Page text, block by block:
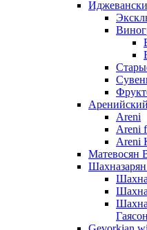
Areni
Areni
Areni
Матевосян